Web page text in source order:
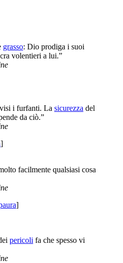
grasso: Dio prodiga i suoi
volentieri a lui.”
i furfanti. La sicurezza del
da ciò.”
]
facilmente qualsiasi cosa
]
pericoli fa che spesso vi